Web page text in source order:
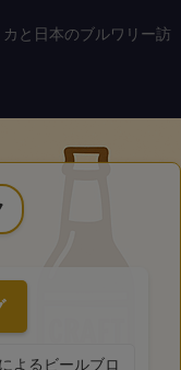
と日本のブルワリー訪
よるビールブロ